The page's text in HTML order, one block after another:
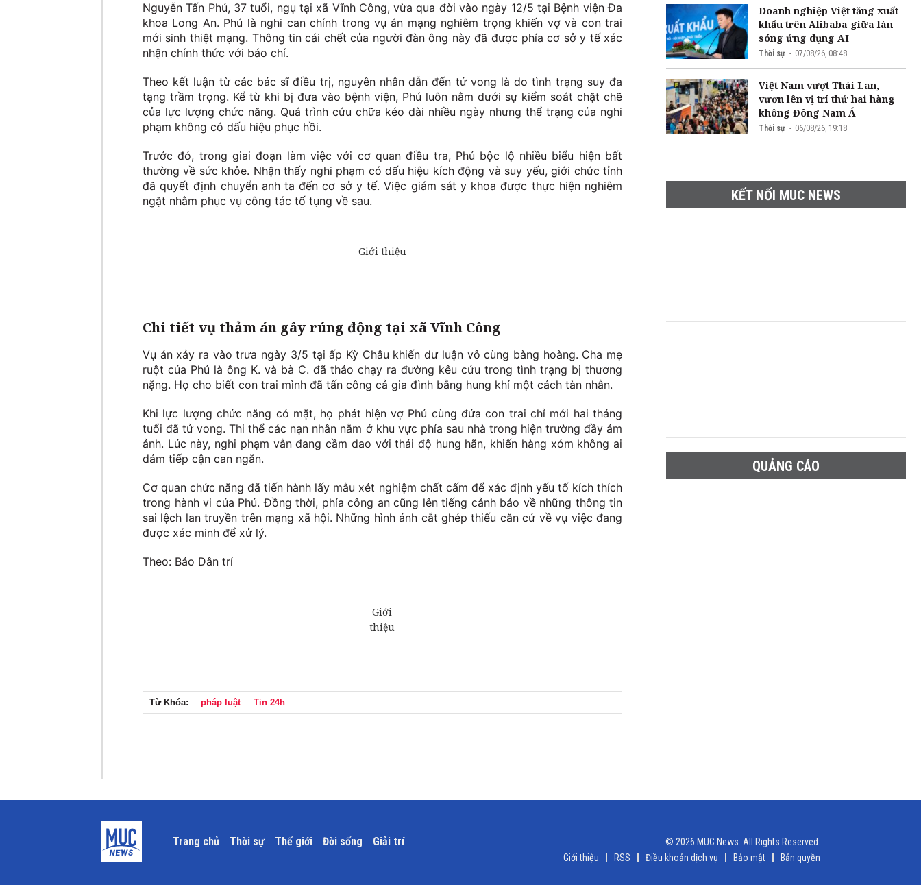
Nguyễn Tấn Phú, 37 tuổi, ngụ tại xã Vĩnh Công, vừa qua đời vào ngày 12/5 tại Bệnh viện Đa
khoa Long An. Phú là nghi can chính trong vụ án mạng nghiêm trọng khiến vợ và con trai
mới sinh thiệt mạng. Thông tin cái chết của người đàn ông này đã được phía cơ sở y tế xác
nhận chính thức với báo chí.
Theo kết luận từ các bác sĩ điều trị, nguyên nhân dẫn đến tử vong là do tình trạng suy đa
tạng trầm trọng. Kể từ khi bị đưa vào bệnh viện, Phú luôn nằm dưới sự kiểm soát chặt chẽ
của lực lượng chức năng. Quá trình cứu chữa kéo dài nhiều ngày nhưng thể trạng của nghi
phạm không có dấu hiệu phục hồi.
Trước đó, trong giai đoạn làm việc với cơ quan điều tra, Phú bộc lộ nhiều biểu hiện bất
thường về sức khỏe. Nhận thấy nghi phạm có dấu hiệu kích động và suy yếu, giới chức tỉnh
đã quyết định chuyển anh ta đến cơ sở y tế. Việc giám sát y khoa được thực hiện nghiêm
ngặt nhằm phục vụ công tác tố tụng về sau.
Chi tiết vụ thảm án gây rúng động tại xã Vĩnh Công
Vụ án xảy ra vào trưa ngày 3/5 tại ấp Kỳ Châu khiến dư luận vô cùng bàng hoàng. Cha mẹ
ruột của Phú là ông K. và bà C. đã tháo chạy ra đường kêu cứu trong tình trạng bị thương
nặng. Họ cho biết con trai mình đã tấn công cả gia đình bằng hung khí một cách tàn nhẫn.
Khi lực lượng chức năng có mặt, họ phát hiện vợ Phú cùng đứa con trai chỉ mới hai tháng
tuổi đã tử vong. Thi thể các nạn nhân nằm ở khu vực phía sau nhà trong hiện trường đầy ám
ảnh. Lúc này, nghi phạm vẫn đang cầm dao với thái độ hung hãn, khiến hàng xóm không ai
dám tiếp cận can ngăn.
Cơ quan chức năng đã tiến hành lấy mẫu xét nghiệm chất cấm để xác định yếu tố kích thích
trong hành vi của Phú. Đồng thời, phía công an cũng lên tiếng cảnh báo về những thông tin
sai lệch lan truyền trên mạng xã hội. Những hình ảnh cắt ghép thiếu căn cứ về vụ việc đang
được xác minh để xử lý.
Theo: Báo Dân trí
Từ Khóa: pháp luật Tin 24h
Doanh nghiệp Việt tăng xuất
khẩu trên Alibaba giữa làn
sóng ứng dụng AI
Thời sự 07/08/26, 08:48
Việt Nam vượt Thái Lan,
vươn lên vị trí thứ hai hàng
không Đông Nam Á
Thời sự 06/08/26, 19:18
KẾT NỐI MUC NEWS
QUẢNG CÁO
Trang chủ Thời sự Thế giới Đời sống Giải trí
© 2026 MUC News. All Rights Reserved.
Giới thiệu
RSS Điều khoản dịch vụ Bảo mật Bản quyền